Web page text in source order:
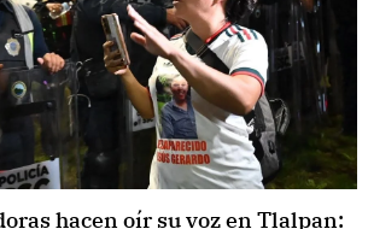
hacen oír su voz en Tlalpan: